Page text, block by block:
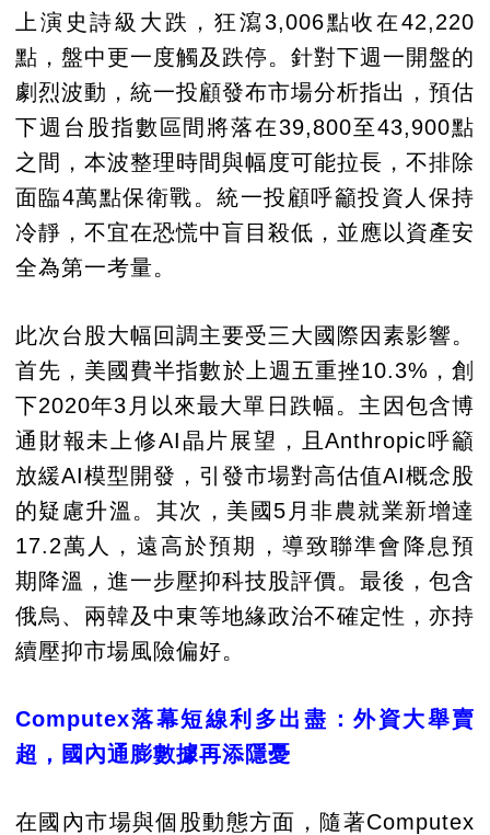
上演史詩級大跌，狂瀉3,006點收在42,220
點，盤中更一度觸及跌停。針對下週一開盤的
劇烈波動，統一投顧發布市場分析指出，預估
下週台股指數區間將落在39,800至43,900點
之間，本波整理時間與幅度可能拉長，不排除
面臨4萬點保衛戰。統一投顧呼籲投資人保持
冷靜，不宜在恐慌中盲目殺低，並應以資產安
全為第一考量。
此次台股大幅回調主要受三大國際因素影響。
首先，美國費半指數於上週五重挫10.3%，創
下2020年3月以來最大單日跌幅。主因包含博
通財報未上修AI晶片展望，且Anthropic呼籲
放緩AI模型開發，引發市場對高估值AI概念股
的疑慮升溫。其次，美國5月非農就業新增達
17.2萬人，遠高於預期，導致聯準會降息預
期降溫，進一步壓抑科技股評價。最後，包含
俄烏、兩韓及中東等地緣政治不確定性，亦持
續壓抑市場風險偏好。
Computex落幕短線利多出盡：外資大舉賣
超，國內通膨數據再添隱憂
在國內市場與個股動態方面，隨著Computex